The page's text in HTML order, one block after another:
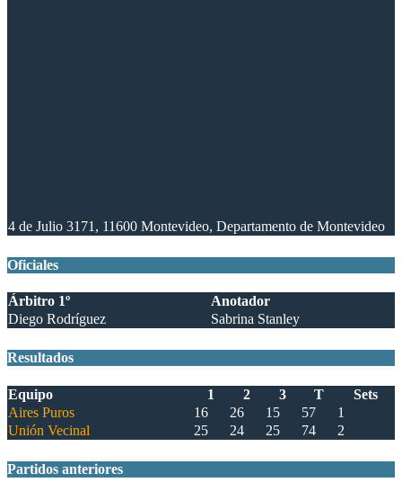
4 de Julio 3171, 11600 Montevideo, Departamento de Montevideo
Oficiales
Árbitro 1º
Anotador
Diego Rodríguez
Sabrina Stanley
Resultados
Equipo 1 2 3 T
Sets
Aires Puros
16 26 15 57
1
Unión Vecinal
25 24 25 74 2
Partidos anteriores